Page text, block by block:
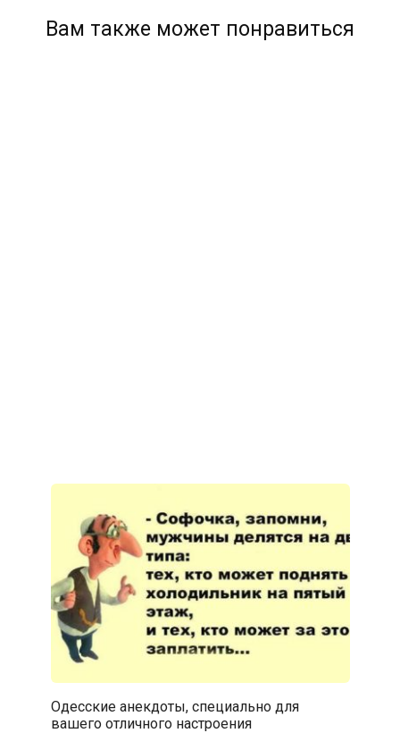
Вам также может понравиться
Одесские анекдоты, специально для
вашего отличного настроения